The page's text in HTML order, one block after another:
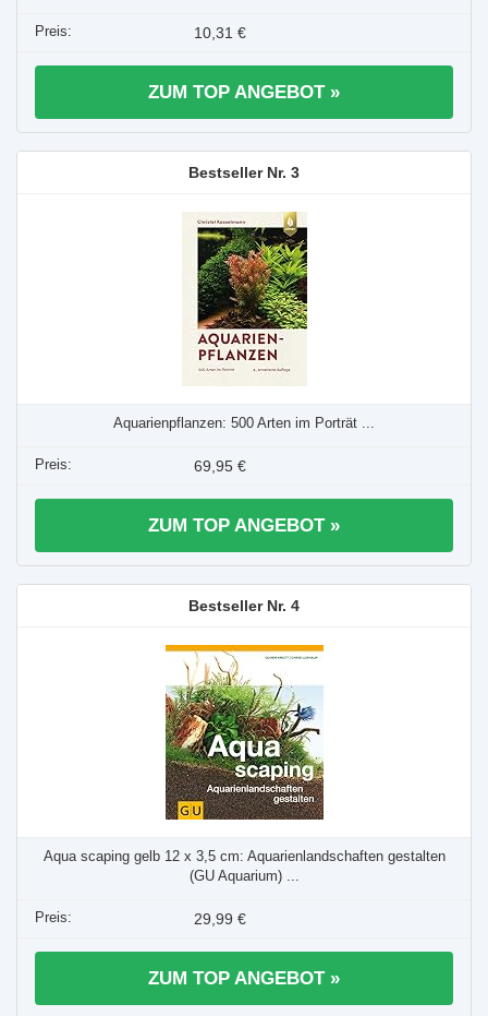
10,31 €
ZUM TOP ANGEBOT »
3
Aquarienpflanzen: 500 Arten im Porträt ...
69,95 €
ZUM TOP ANGEBOT »
4
Aqua scaping gelb 12 x 3,5 cm: Aquarienlandschaften gestalten
(GU Aquarium) ...
29,99 €
ZUM TOP ANGEBOT »